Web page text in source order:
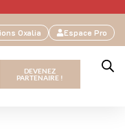
Espace Pro
Oxalia
DEVENEZ
PARTENAIRE !